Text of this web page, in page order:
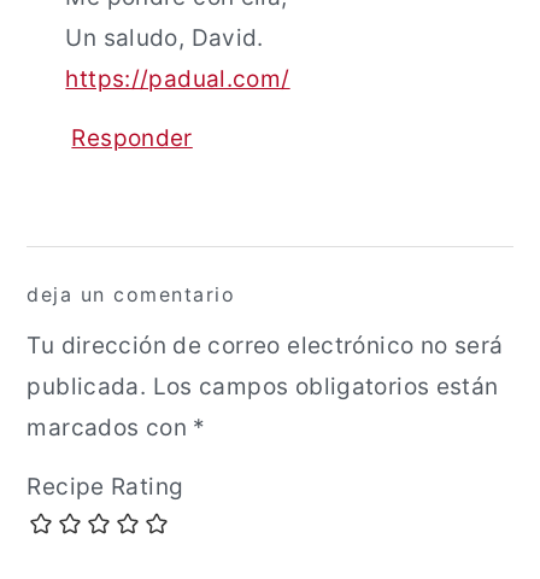
Un saludo, David.
https://padual.com/
Responder
deja un comentario
Tu dirección de correo electrónico no será
publicada. Los campos obligatorios están
marcados con *
Recipe Rating